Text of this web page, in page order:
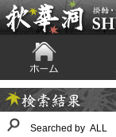
秋華洞 SHUKADO 掛軸
ホーム
検索結果
Searched by ALL